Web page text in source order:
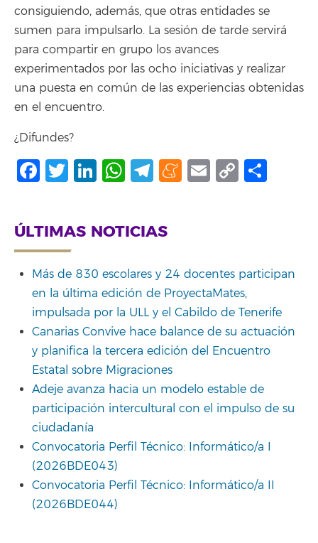
consiguiendo, además, que otras entidades se
sumen para impulsarlo. La sesión de tarde servirá
para compartir en grupo los avances
experimentados por las ocho iniciativas y realizar
una puesta en común de las experiencias obtenidas
en el encuentro.
¿Difundes?
Facebook
Twitter
LinkedIn
WhatsApp
Telegram
Meneame
Email
Copy
ÚLTIMAS NOTICIAS
Más de 830 escolares y 24 docentes participan
en la última edición de ProyectaMates,
impulsada por la ULL y el Cabildo de Tenerife
Canarias Convive hace balance de su actuación
y planifica la tercera edición del Encuentro
Estatal sobre Migraciones
Adeje avanza hacia un modelo estable de
participación intercultural con el impulso de su
ciudadanía
Convocatoria Perfil Técnico: Informático/a I
(2026BDE043)
Convocatoria Perfil Técnico: Informático/a II
(2026BDE044)